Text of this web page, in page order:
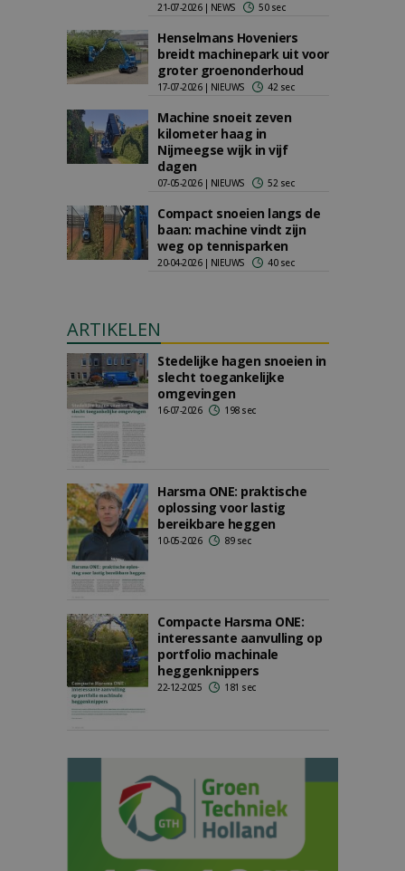
21-07-2026 | NEWS 50 sec
Henselmans Hoveniers
breidt machinepark uit voor
groter groenonderhoud
17-07-2026 | NIEUWS 42 sec
Machine snoeit zeven
kilometer haag in
Nijmeegse wijk in vijf
dagen
07-05-2026 | NIEUWS 52 sec
Compact snoeien langs de
baan: machine vindt zijn
weg op tennisparken
20-04-2026 | NIEUWS 40 sec
ARTIKELEN
Stedelijke hagen snoeien in
slecht toegankelijke
omgevingen
16-07-2026 198 sec
Harsma ONE: praktische
oplossing voor lastig
bereikbare heggen
10-05-2026 89 sec
Compacte Harsma ONE:
interessante aanvulling op
portfolio machinale
heggenknippers
22-12-2025 181 sec